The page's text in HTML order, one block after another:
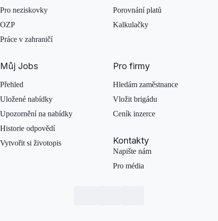
Pro neziskovky
OZP
Práce v zahraničí
Porovnání platů
Kalkulačky
Můj Jobs
Přehled
Uložené nabídky
Upozornění na nabídky
Historie odpovědí
Vytvořit si životopis
Pro firmy
Hledám zaměstnance
Vložit brigádu
Ceník inzerce
Kontakty
Napište nám
Pro média